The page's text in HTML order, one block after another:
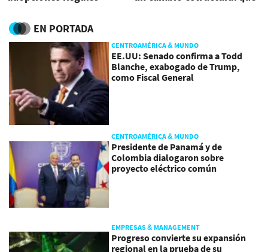
EN PORTADA
CENTROAMÉRICA & MUNDO
EE.UU: Senado confirma a Todd
Blanche, exabogado de Trump,
como Fiscal General
CENTROAMÉRICA & MUNDO
Presidente de Panamá y de
Colombia dialogaron sobre
proyecto eléctrico común
EMPRESAS & MANAGEMENT
Progreso convierte su expansión
regional en la prueba de su